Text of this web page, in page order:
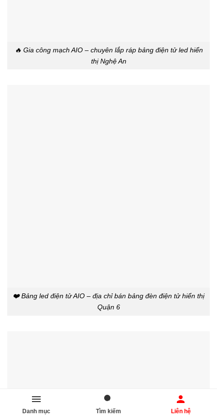
🔥 Gia công mạch AIO – chuyên lắp ráp bảng điện tử led hiển
thị Nghệ An
❤️ Bảng led điện tử AIO – địa chỉ bán bảng đèn điện tử hiển thị
Quận 6
Danh mục Tìm kiếm Liên hệ